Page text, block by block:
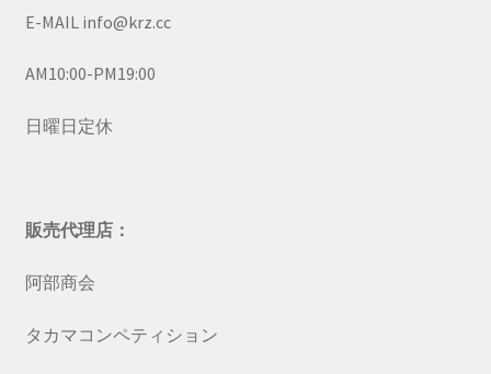
E-MAIL info@krz.cc
AM10:00-PM19:00
日曜日定休
販売代理店：
阿部商会
タカマコンペティション